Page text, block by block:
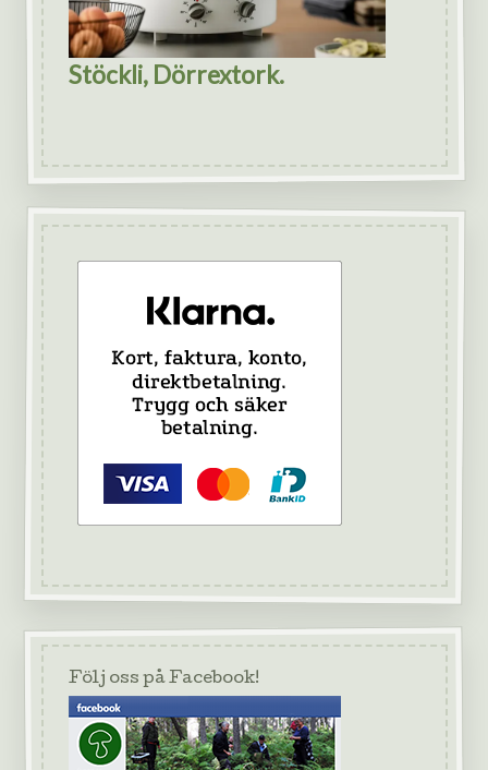
Stöckli, Dörrextork.
Följ oss på Facebook!